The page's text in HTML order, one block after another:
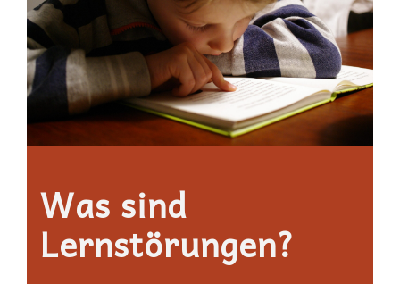
Was sind
Lernstörungen?